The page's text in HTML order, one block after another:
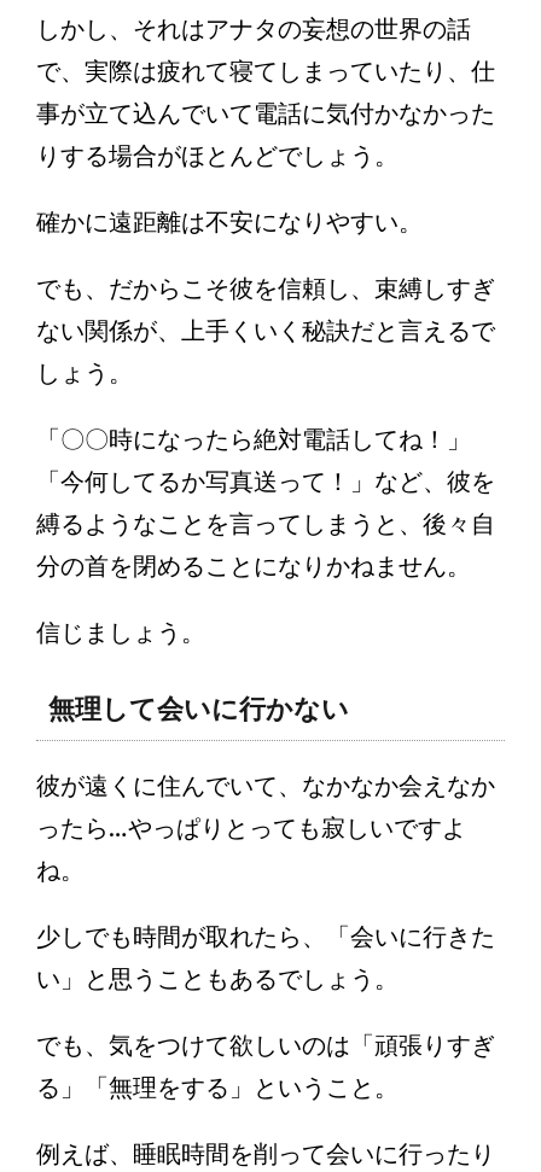
しかし、それはアナタの妄想の世界の話
で、実際は疲れて寝てしまっていたり、仕
事が立て込んでいて電話に気付かなかった
りする場合がほとんどでしょう。
確かに遠距離は不安になりやすい。
でも、だからこそ彼を信頼し、束縛しすぎ
ない関係が、上手くいく秘訣だと言えるで
しょう。
「〇〇時になったら絶対電話してね！」
「今何してるか写真送って！」など、彼を
縛るようなことを言ってしまうと、後々自
分の首を閉めることになりかねません。
信じましょう。
無理して会いに行かない
彼が遠くに住んでいて、なかなか会えなか
ったら…やっぱりとっても寂しいですよ
ね。
少しでも時間が取れたら、「会いに行きた
い」と思うこともあるでしょう。
でも、気をつけて欲しいのは「頑張りすぎ
る」「無理をする」ということ。
例えば、睡眠時間を削って会いに行ったり